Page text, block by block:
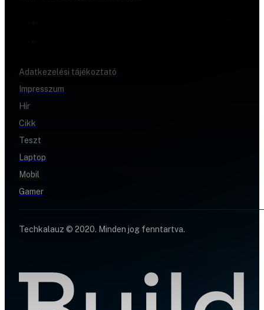
Adatkezelési tájékoztató
Impresszum
Hír
Cikk
Teszt
Laptop
Mobil
Gamer
Techkalauz © 2020. Minden jog fenntartva.